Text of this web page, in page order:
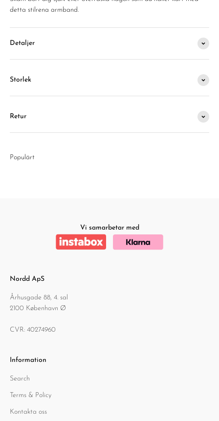
detta stilrena armband.
Detaljer
Storlek
Retur
Populärt
Vi samarbetar med
Nordd ApS
Århusgade 88, 4. sal
2100 København Ø
CVR: 40274960
Information
Search
Terms & Policy
Kontakta oss